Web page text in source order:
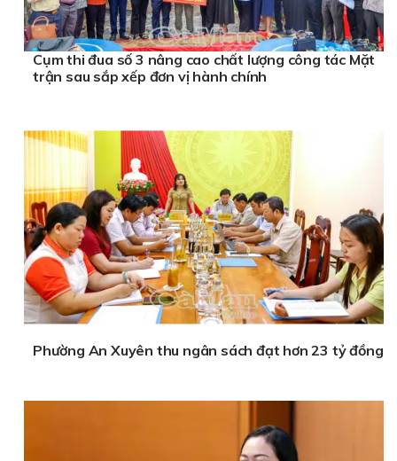
Cụm thi đua số 3 nâng cao chất lượng công tác Mặt
trận sau sắp xếp đơn vị hành chính
Phường An Xuyên thu ngân sách đạt hơn 23 tỷ đồng